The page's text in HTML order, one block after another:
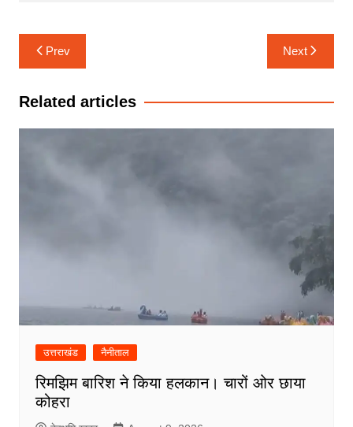
Post
navigation
Prev Next
Related articles
उत्तराखंड नैनीताल
रिमझिम बारिश ने किया हलकान। चारों ओर छाया
कोहरा